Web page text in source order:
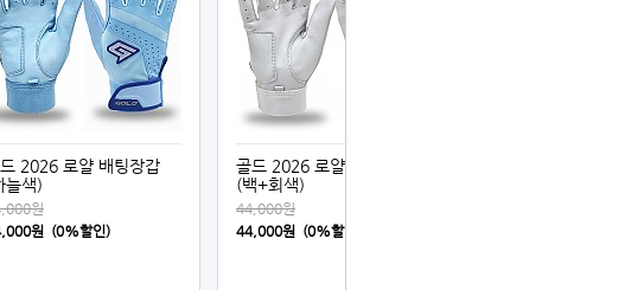
2026 로얄 배팅장갑
늘색)
원
원 (0%할인)
골드 2026 로얄 배팅장갑
(백+회색)
44,000원
44,000원 (0%할인)